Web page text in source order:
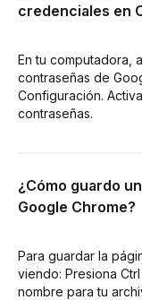
credenciales en
En tu computadora,
contraseñas de
Configuración.
contraseñas.
¿Cómo guardo
Google Chrome?
Para guardar la
viendo: Presiona
nombre para tu